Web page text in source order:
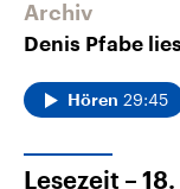
Archiv
Denis Pfabe
Hören 29:45
Lesezeit –